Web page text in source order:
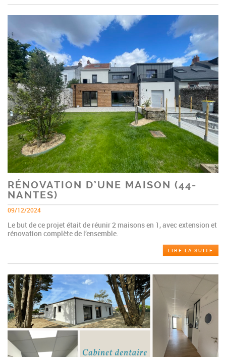
RÉNOVATION D’UNE MAISON (44-
NANTES)
09/12/2024
Le but de ce projet était de réunir 2 maisons en 1, avec extension et
rénovation complète de l’ensemble.
LIRE LA SUITE